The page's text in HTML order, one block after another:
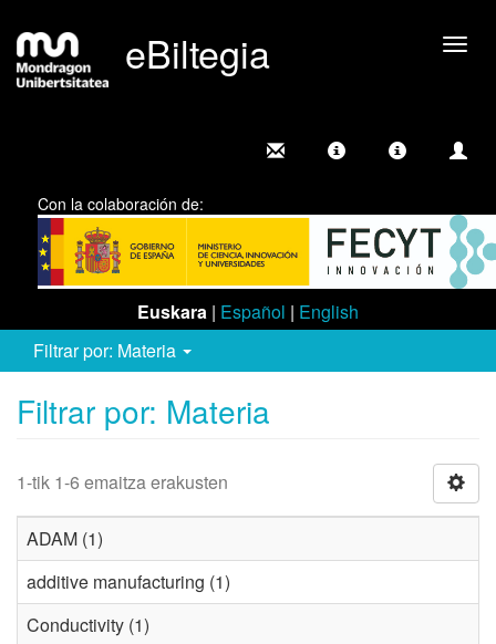
eBiltegia
Con la colaboración de:
Euskara | Español | English
Filtrar por: Materia
Filtrar por: Materia
1-tik 1-6 emaitza erakusten
ADAM (1)
additive manufacturing (1)
Conductivity (1)